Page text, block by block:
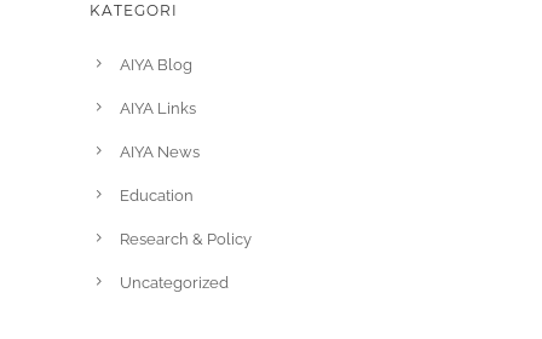
KATEGORI
AIYA Blog
AIYA Links
AIYA News
Education
Research & Policy
Uncategorized